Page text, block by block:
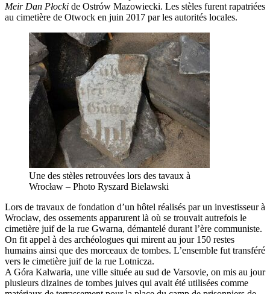
Meir Dan Płocki de Ostrów Mazowiecki. Les stèles furent rapatriées
au cimetière de Otwock en juin 2017 par les autorités locales.
Une des stèles retrouvées lors des tavaux à
Wrocław – Photo Ryszard Bielawski
Lors de travaux de fondation d’un hôtel réalisés par un investisseur à
Wrocław, des ossements apparurent là où se trouvait autrefois le
cimetière juif de la rue Gwarna, démantelé durant l’ère communiste.
On fit appel à des archéologues qui mirent au jour 150 restes
humains ainsi que des morceaux de tombes. L’ensemble fut transféré
vers le cimetière juif de la rue Lotnicza.
A Góra Kalwaria, une ville située au sud de Varsovie, on mis au jour
plusieurs dizaines de tombes juives qui avait été utilisées comme